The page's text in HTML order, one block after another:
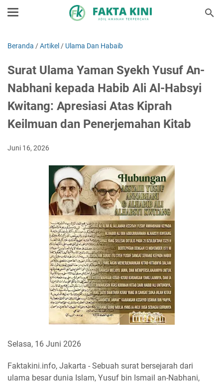
Beranda /Artikel / Ulama Dan Habaib
Surat Ulama Yaman Syekh Yusuf An-
Nabhani kepada Habib Ali Al-Habsyi
Kwitang: Apresiasi Atas Kiprah
Keilmuan dan Penerjemahan Kitab
Juni 16, 2026
Selasa, 16 Juni 2026
Faktakini.info, Jakarta - Sebuah surat bersejarah dari
ulama besar dunia Islam, Yusuf bin Ismail an-Nabhani,